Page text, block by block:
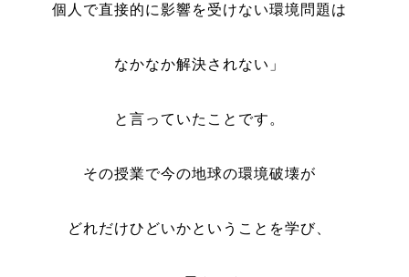
個人で直接的に影響を受けない環境問題は
なかなか解決されない」
と言っていたことです。
その授業で今の地球の環境破壊が
どれだけひどいかということを学び、